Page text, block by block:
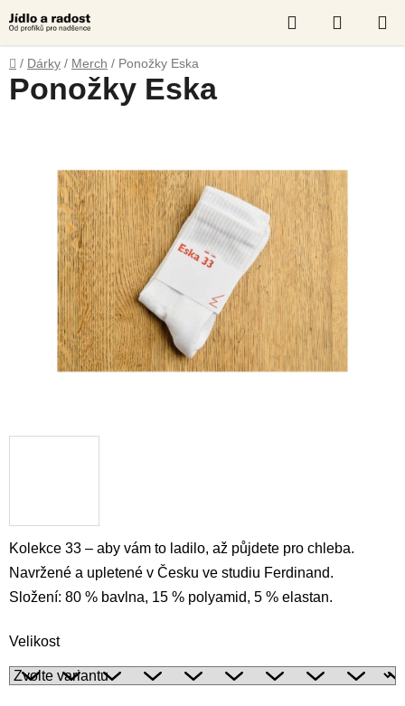
na
obsah
Hledat
KOŠÍK
Domů
/ Dárky / Merch / Ponožky Eska
Kolekce 33 – aby vám to ladilo, až půjdete pro chleba.
Navržené a upletené v Česku ve studiu Ferdinand.
Složení: 80 % bavlna, 15 % polyamid, 5 % elastan.
Velikost
Ponožky Eska